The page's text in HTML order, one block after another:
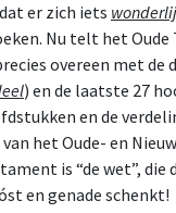
er zich iets
Nu telt het Oude
overeen met de
) en de laatste 27
en de
het Oude- en
is “de wet”, die
en genade schenkt!